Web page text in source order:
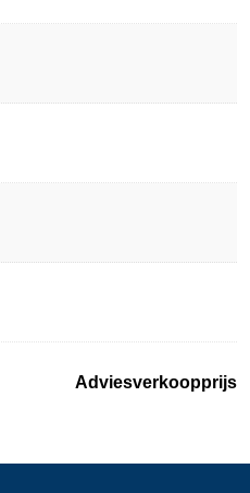
Adviesverkoopprijs